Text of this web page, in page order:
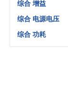
综合 增益
综合 电源电压
综合 功耗